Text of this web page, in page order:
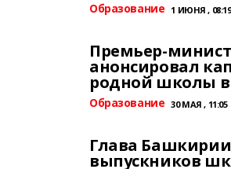
Образование 1 ИЮНЯ , 08:19
Премьер-
анонсировал
родной школы
Образование 30 МАЯ , 11:05
Глава
выпускников